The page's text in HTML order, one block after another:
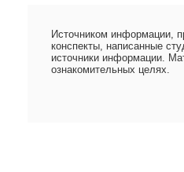
Источником информации,
конспекты, написанные
источники информации.
ознакомительных целях.